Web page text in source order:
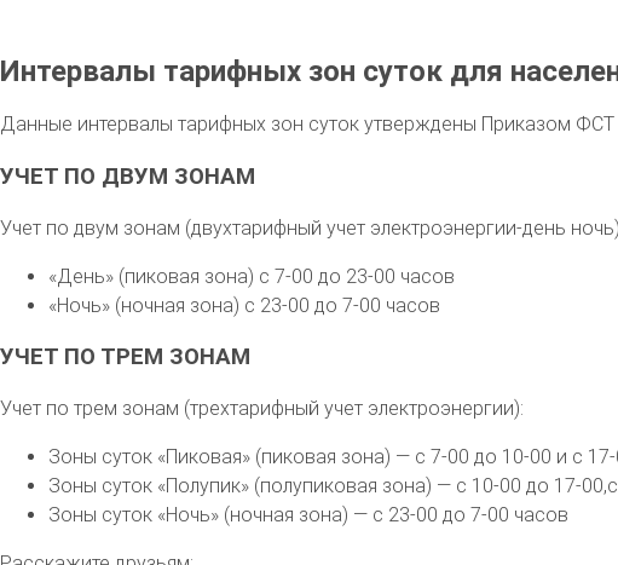
Интервалы тарифных зон суток для
Данные интервалы тарифных зон суток утверждены Приказом
УЧЕТ ПО ДВУМ ЗОНАМ
Учет по двум зонам (двухтарифный учет электроэнергии-день
«День» (пиковая зона) с 7-00 до 23-00 часов
«Ночь» (ночная зона) с 23-00 до 7-00 часов
УЧЕТ ПО ТРЕМ ЗОНАМ
Учет по трем зонам (трехтарифный учет электроэнергии):
Зоны суток «Пиковая» (пиковая зона) — с 7-00 до 10-00 и с
Зоны суток «Полупик» (полупиковая зона) — с 10-00 до 17-
Зоны суток «Ночь» (ночная зона) — с 23-00 до 7-00 часов